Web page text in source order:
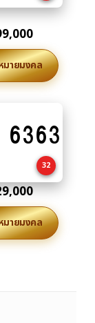
มายมงคล
to
32
มายมงคล